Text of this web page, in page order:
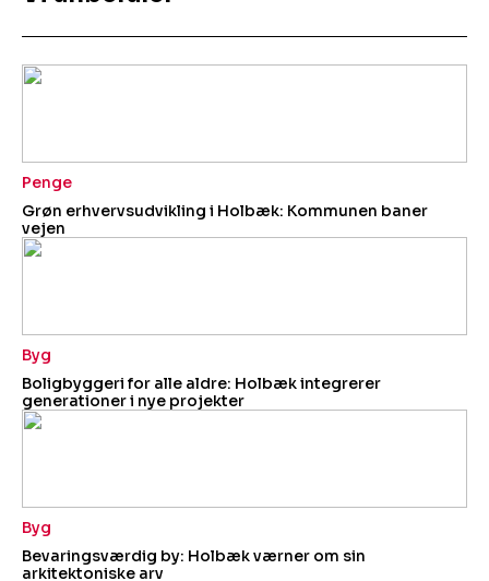
Grøn erhvervsudvikling i Holbæk: Kommunen baner
vejen
Penge
Boligbyggeri for alle aldre: Holbæk integrerer
generationer i nye projekter
Byg
Bevaringsværdig by: Holbæk værner om sin
arkitektoniske arv
Byg